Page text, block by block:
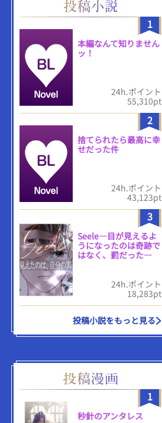
1
本編なんて知りません
ッ！
24h.ポイント
55,310pt
2
捨てられたら最高に幸
せだった件
24h.ポイント
43,123pt
3
Seele―目が見えるよ
うになったのは奇跡で
はなく、罰だった―
24h.ポイント
18,283pt
投稿小説をもっと見る
1
秒針のアンタレス